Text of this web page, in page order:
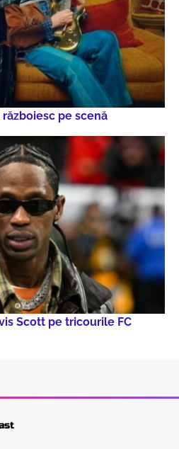
pe scenă
Scott pe tricourile FC